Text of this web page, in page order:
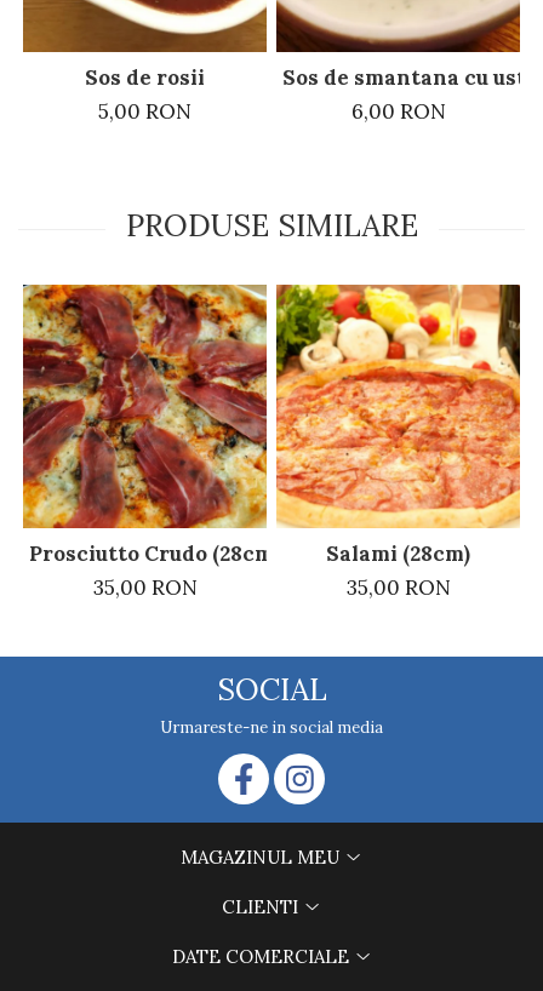
Sos de rosii
5,00 RON
Sos de smantana cu
6,00 RON
PRODUSE SIMILARE
Prosciutto Crudo (28cm)
35,00 RON
Salami (28cm)
35,00 RON
SOCIAL
Urmareste-ne in social media
MAGAZINUL MEU
CLIENTI
DATE COMERCIALE